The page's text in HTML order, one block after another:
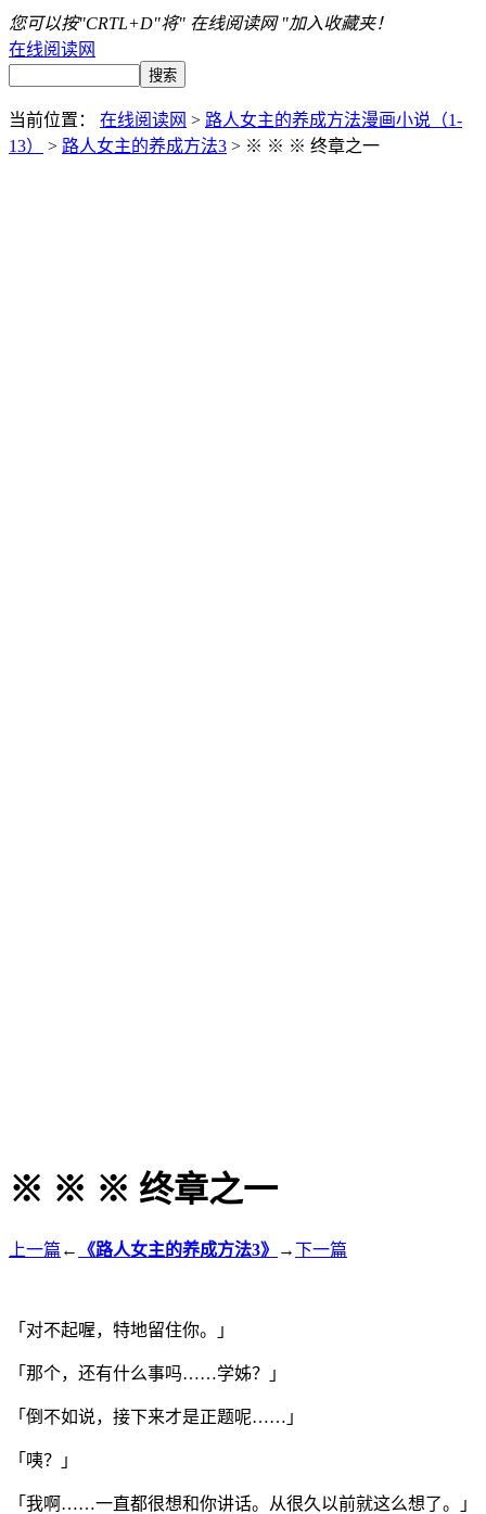
您可以按"CRTL+D"将" 在线阅读网 "加入收藏夹！
在线阅读网
当前位置： 在线阅读网 > 路人女主的养成方法漫画小说（1-
13）
> 路人女主的养成方法3 > ※ ※ ※ 终章之一
※ ※ ※ 终章之一
上一篇 ← 《路人女主的养成方法3》 →下一篇
「对不起喔，特地留住你。」
「那个，还有什么事吗……学姊？」
「倒不如说，接下来才是正题呢……」
「咦？」
「我啊……一直都很想和你讲话。从很久以前就这么想了。」